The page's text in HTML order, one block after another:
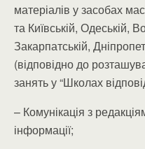
матеріалів у засобах
та Київській, Одеській,
Закарпатській,
(відповідно до
занять у “Школах
– Комунікація з
інформації;